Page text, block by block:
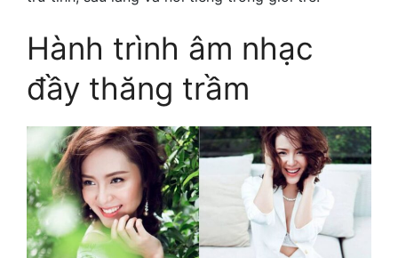
Hành trình âm nhạc
đầy thăng trầm